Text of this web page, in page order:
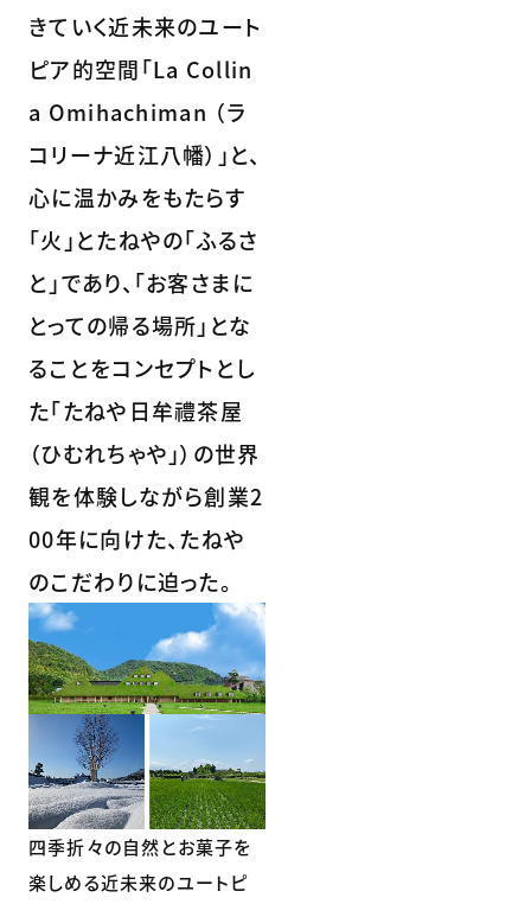
きていく近未来のユート
ピア的空間「La Collin
a Omihachiman （ラ
コリーナ近江八幡）」と、
心に温かみをもたらす
「火」とたねやの「ふるさ
と」であり、「お客さまに
とっての帰る場所」とな
ることをコンセプトとし
た「たねや日牟禮茶屋
（ひむれちゃや」）の世界
観を体験しながら創業2
00年に向けた、たねや
のこだわりに迫った。
四季折々の自然とお菓子を
楽しめる近未来のユートピ